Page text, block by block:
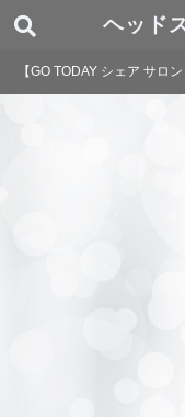
ヘッド
【GO TODAY シェア サロ